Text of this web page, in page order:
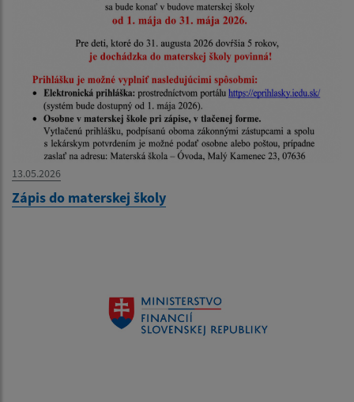
13.05.2026
Zápis do materskej školy